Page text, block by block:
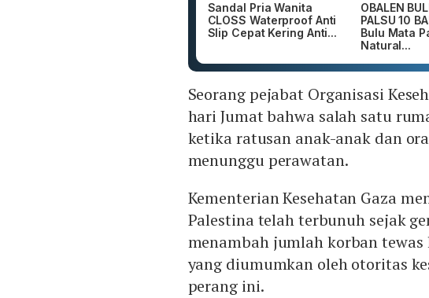
Sandal Pria Wanita
CLOSS Waterproof Anti
Slip Cepat Kering Anti...
OBALEN
PALSU 10
Bulu Mata
Natural...
Seorang pejabat Organisasi
hari Jumat bahwa salah satu
ketika ratusan anak-anak dan
menunggu perawatan.
Kementerian Kesehatan Gaza
Palestina telah terbunuh sejak
menambah jumlah korban tewas
yang diumumkan oleh otoritas
perang ini.